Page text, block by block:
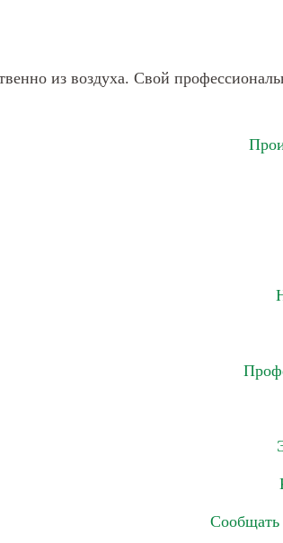
из воздуха. Свой